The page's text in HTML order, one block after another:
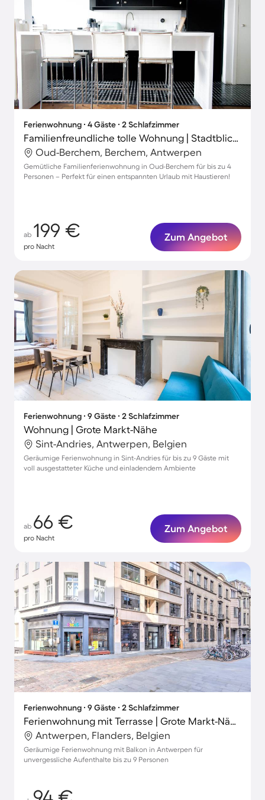
Ferienwohnung ∙ 4 Gäste ∙ 2 Schlafzimmer
Familienfreundliche tolle Wohnung | Stadtblick | Haustiere erlaubt
Oud-Berchem, Berchem, Antwerpen
Gemütliche Familienferienwohnung in Oud-Berchem für bis zu 4
Personen – Perfekt für einen entspannten Urlaub mit Haustieren!
ab 199 €
pro Nacht
Zum Angebot
Ferienwohnung ∙ 9 Gäste ∙ 2 Schlafzimmer
Wohnung | Grote Markt-Nähe
Sint-Andries, Antwerpen, Belgien
Geräumige Ferienwohnung in Sint-Andries für bis zu 9 Gäste mit
voll ausgestatteter Küche und einladendem Ambiente
ab 66 €
pro Nacht
Zum Angebot
Ferienwohnung ∙ 9 Gäste ∙ 2 Schlafzimmer
Ferienwohnung mit Terrasse | Grote Markt-Nähe
Antwerpen, Flanders, Belgien
Geräumige Ferienwohnung mit Balkon in Antwerpen für
unvergessliche Aufenthalte bis zu 9 Personen